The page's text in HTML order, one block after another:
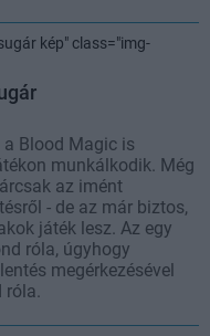
kép" class="img-
Blood Magic is
munkálkodik. Még
az imént
- de az már biztos,
játék lesz. Az egy
róla, úgyhogy
megérkezésével
róla.